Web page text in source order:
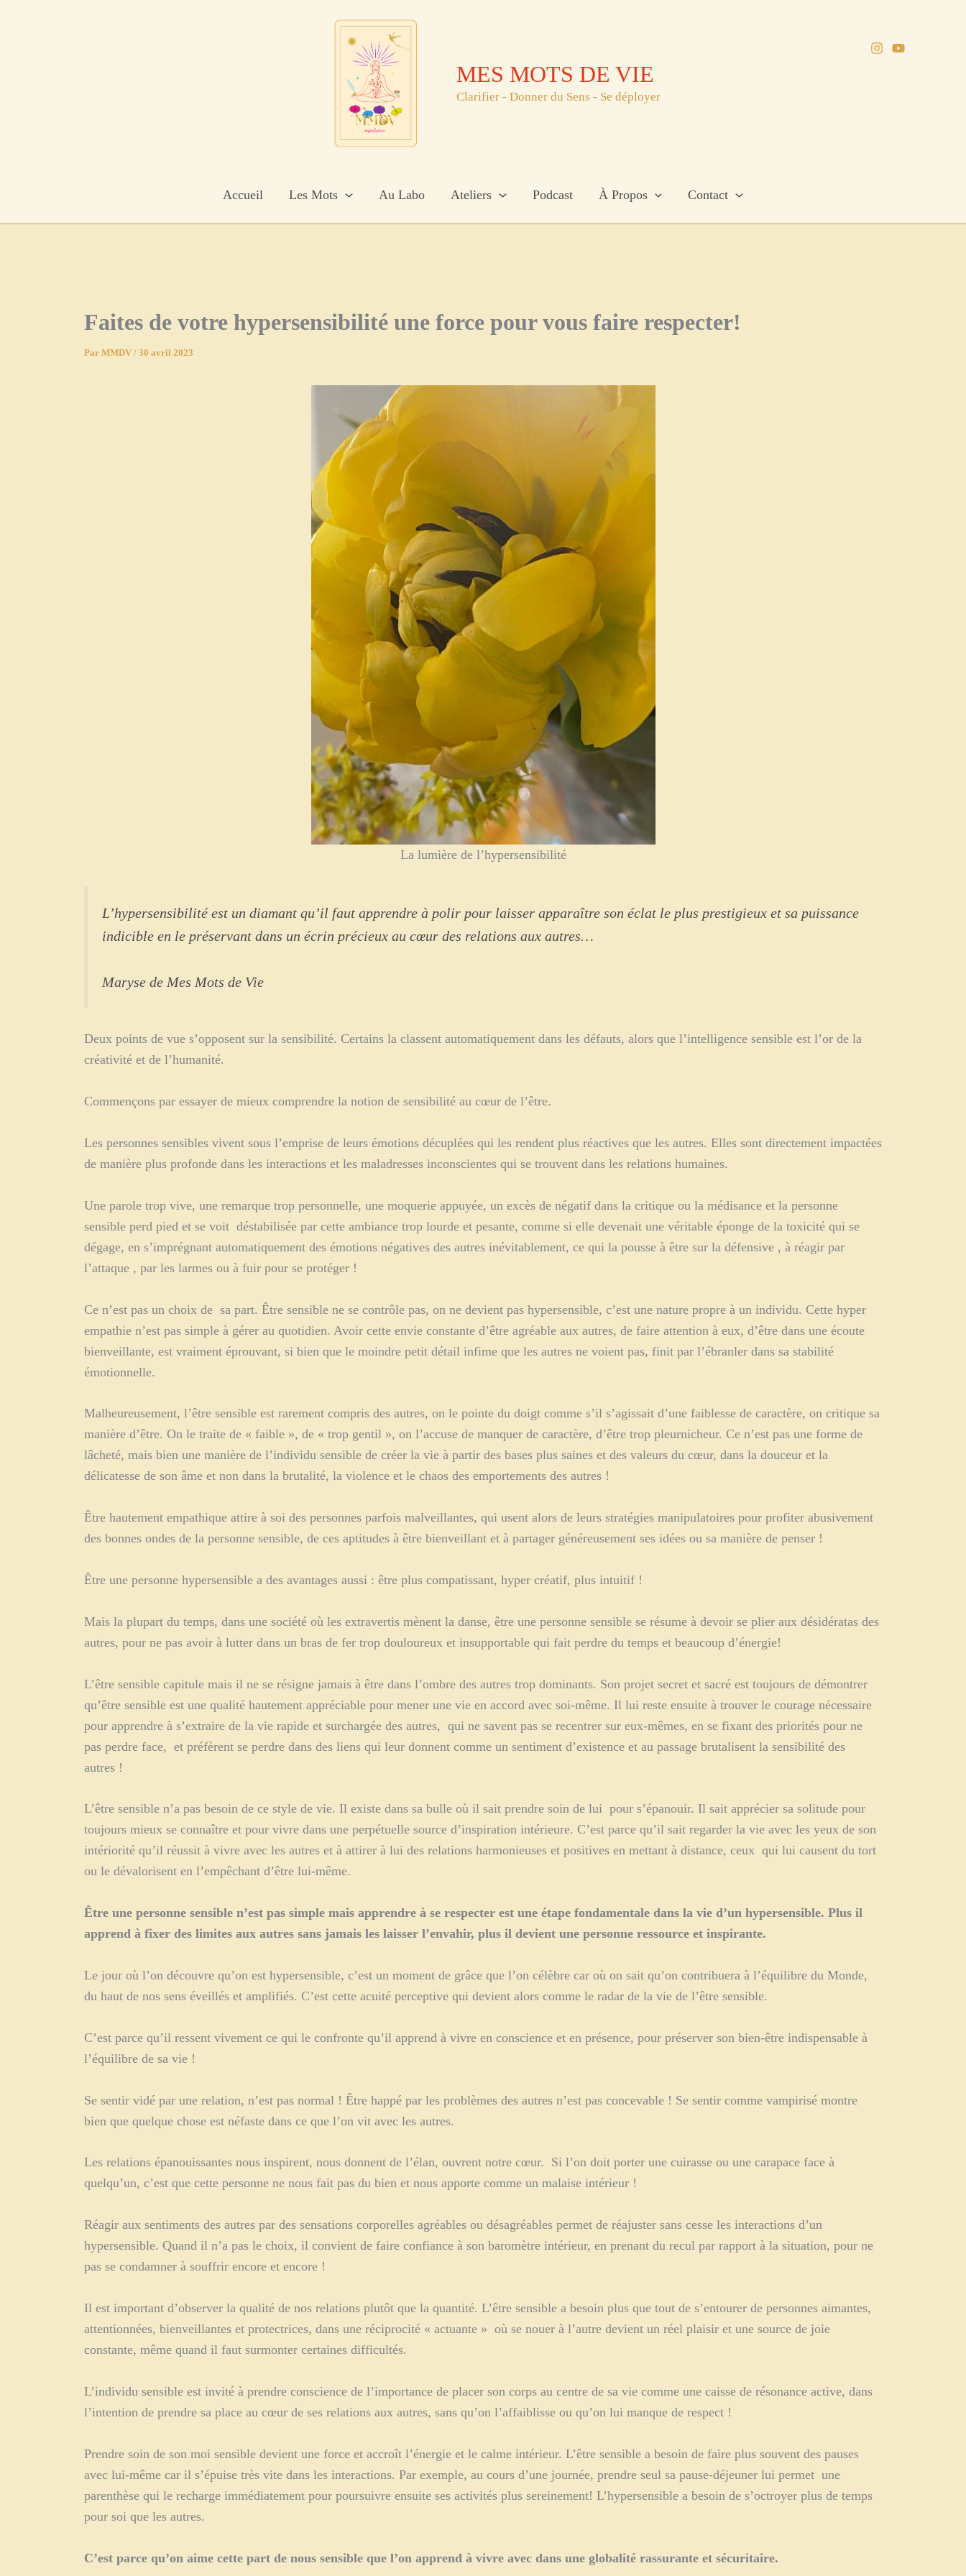
MES MOTS DE VIE
Clarifier - Donner du Sens - Se déployer
Accueil Les Mots Au Labo Ateliers Podcast À Propos Contact
Faites de votre hypersensibilité une force pour vous faire respecter!
Par MMDV / 30 avril 2023
La lumière de l’hypersensibilité
L’hypersensibilité est un diamant qu’il faut apprendre à polir pour laisser apparaître son éclat le plus prestigieux et sa puissance
indicible en le préservant dans un écrin précieux au cœur des relations aux autres…
Maryse de Mes Mots de Vie
Deux points de vue s’opposent sur la sensibilité. Certains la classent automatiquement dans les défauts, alors que l’intelligence sensible est l’or de la
créativité et de l’humanité.
Commençons par essayer de mieux comprendre la notion de sensibilité au cœur de l’être.
Les personnes sensibles vivent sous l’emprise de leurs émotions décuplées qui les rendent plus réactives que les autres. Elles sont directement impactées
de manière plus profonde dans les interactions et les maladresses inconscientes qui se trouvent dans les relations humaines.
Une parole trop vive, une remarque trop personnelle, une moquerie appuyée, un excès de négatif dans la critique ou la médisance et la personne
sensible perd pied et se voit déstabilisée par cette ambiance trop lourde et pesante, comme si elle devenait une véritable éponge de la toxicité qui se
dégage, en s’imprégnant automatiquement des émotions négatives des autres inévitablement, ce qui la pousse à être sur la défensive , à réagir par
l’attaque , par les larmes ou à fuir pour se protéger !
Ce n’est pas un choix de sa part. Être sensible ne se contrôle pas, on ne devient pas hypersensible, c’est une nature propre à un individu. Cette hyper
empathie n’est pas simple à gérer au quotidien. Avoir cette envie constante d’être agréable aux autres, de faire attention à eux, d’être dans une écoute
bienveillante, est vraiment éprouvant, si bien que le moindre petit détail infime que les autres ne voient pas, finit par l’ébranler dans sa stabilité
émotionnelle.
Malheureusement, l’être sensible est rarement compris des autres, on le pointe du doigt comme s’il s’agissait d’une faiblesse de caractère, on critique sa
manière d’être. On le traite de « faible », de « trop gentil », on l’accuse de manquer de caractère, d’être trop pleurnicheur. Ce n’est pas une forme de
lâcheté, mais bien une manière de l’individu sensible de créer la vie à partir des bases plus saines et des valeurs du cœur, dans la douceur et la
délicatesse de son âme et non dans la brutalité, la violence et le chaos des emportements des autres !
Être hautement empathique attire à soi des personnes parfois malveillantes, qui usent alors de leurs stratégies manipulatoires pour profiter abusivement
des bonnes ondes de la personne sensible, de ces aptitudes à être bienveillant et à partager généreusement ses idées ou sa manière de penser !
Être une personne hypersensible a des avantages aussi : être plus compatissant, hyper créatif, plus intuitif !
Mais la plupart du temps, dans une société où les extravertis mènent la danse, être une personne sensible se résume à devoir se plier aux désidératas des
autres, pour ne pas avoir à lutter dans un bras de fer trop douloureux et insupportable qui fait perdre du temps et beaucoup d’énergie!
L’être sensible capitule mais il ne se résigne jamais à être dans l’ombre des autres trop dominants. Son projet secret et sacré est toujours de démontrer
qu’être sensible est une qualité hautement appréciable pour mener une vie en accord avec soi-même. Il lui reste ensuite à trouver le courage nécessaire
pour apprendre à s’extraire de la vie rapide et surchargée des autres, qui ne savent pas se recentrer sur eux-mêmes, en se fixant des priorités pour ne
pas perdre face, et préfèrent se perdre dans des liens qui leur donnent comme un sentiment d’existence et au passage brutalisent la sensibilité des
autres !
L’être sensible n’a pas besoin de ce style de vie. Il existe dans sa bulle où il sait prendre soin de lui pour s’épanouir. Il sait apprécier sa solitude pour
toujours mieux se connaître et pour vivre dans une perpétuelle source d’inspiration intérieure. C’est parce qu’il sait regarder la vie avec les yeux de son
intériorité qu’il réussit à vivre avec les autres et à attirer à lui des relations harmonieuses et positives en mettant à distance, ceux qui lui causent du tort
ou le dévalorisent en l’empêchant d’être lui-même.
Être une personne sensible n’est pas simple mais apprendre à se respecter est une étape fondamentale dans la vie d’un hypersensible. Plus il
apprend à fixer des limites aux autres sans jamais les laisser l’envahir, plus il devient une personne ressource et inspirante.
Le jour où l’on découvre qu’on est hypersensible, c’est un moment de grâce que l’on célèbre car où on sait qu’on contribuera à l’équilibre du Monde,
du haut de nos sens éveillés et amplifiés. C’est cette acuité perceptive qui devient alors comme le radar de la vie de l’être sensible.
C’est parce qu’il ressent vivement ce qui le confronte qu’il apprend à vivre en conscience et en présence, pour préserver son bien-être indispensable à
l’équilibre de sa vie !
Se sentir vidé par une relation, n’est pas normal ! Être happé par les problèmes des autres n’est pas concevable ! Se sentir comme vampirisé montre
bien que quelque chose est néfaste dans ce que l’on vit avec les autres.
Les relations épanouissantes nous inspirent, nous donnent de l’élan, ouvrent notre cœur. Si l’on doit porter une cuirasse ou une carapace face à
quelqu’un, c’est que cette personne ne nous fait pas du bien et nous apporte comme un malaise intérieur !
Réagir aux sentiments des autres par des sensations corporelles agréables ou désagréables permet de réajuster sans cesse les interactions d’un
hypersensible. Quand il n’a pas le choix, il convient de faire confiance à son baromètre intérieur, en prenant du recul par rapport à la situation, pour ne
pas se condamner à souffrir encore et encore !
Il est important d’observer la qualité de nos relations plutôt que la quantité. L’être sensible a besoin plus que tout de s’entourer de personnes aimantes,
attentionnées, bienveillantes et protectrices, dans une réciprocité « actuante » où se nouer à l’autre devient un réel plaisir et une source de joie
constante, même quand il faut surmonter certaines difficultés.
L’individu sensible est invité à prendre conscience de l’importance de placer son corps au centre de sa vie comme une caisse de résonance active, dans
l’intention de prendre sa place au cœur de ses relations aux autres, sans qu’on l’affaiblisse ou qu’on lui manque de respect !
Prendre soin de son moi sensible devient une force et accroît l’énergie et le calme intérieur. L’être sensible a besoin de faire plus souvent des pauses
avec lui-même car il s’épuise très vite dans les interactions. Par exemple, au cours d’une journée, prendre seul sa pause-déjeuner lui permet une
parenthèse qui le recharge immédiatement pour poursuivre ensuite ses activités plus sereinement! L’hypersensible a besoin de s’octroyer plus de temps
pour soi que les autres.
C’est parce qu’on aime cette part de nous sensible que l’on apprend à vivre avec dans une globalité rassurante et sécuritaire.